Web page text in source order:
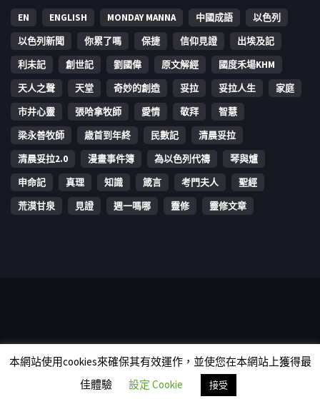
EN ENGLISH MONDAY MANNA 中國成語
以色列
以色列新聞
你累了嗎 保捷 信仰見證
出埃及記
利未記
創世記 劉國偉 原文解經
國度禾場KHM
天人之聲
天堂 奇妙的創造 妥拉 妥拉人生
家庭
市井心靈
張哈拿牧師 愛情 敬拜
智慧
梁永善牧師
歳首到年終 民數記
清晨妥拉
清晨妥拉2.0
漫畫事件簿 為以色列代禱
琴與爐
申命記
真理 知識 箴言 考門夫人
聖經
荒漠甘泉
見證 週一嗎哪 靈修 靈修文章
rights reserved.
本網站使用cookies來確保其有效運作，並使您在本網站上獲得最
佳體驗
設定 Cookie 接受